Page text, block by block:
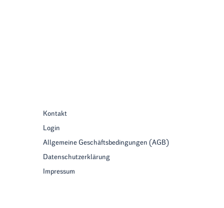
Kontakt
Login
Allgemeine Geschäftsbedingungen (AGB)
Datenschutzerklärung
Impressum